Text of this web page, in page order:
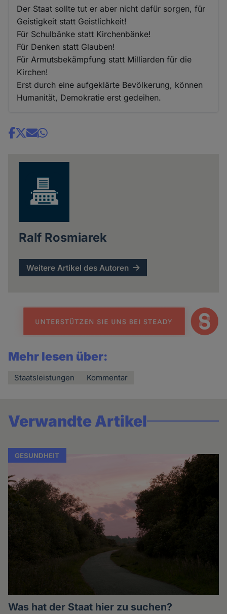
Der Staat sollte tut er aber nicht dafür sorgen, für
Geistigkeit statt Geistlichkeit!
Für Schulbänke statt Kirchenbänke!
Für Denken statt Glauben!
Für Armutsbekämpfung statt Milliarden für die
Kirchen!
Erst durch eine aufgeklärte Bevölkerung, können
Humanität, Demokratie erst gedeihen.
Share
Ralf Rosmiarek
Weitere Artikel des Autoren
Mehr lesen über:
Staatsleistungen Kommentar
Verwandte Artikel
GESUNDHEIT
Was hat der Staat hier zu suchen?